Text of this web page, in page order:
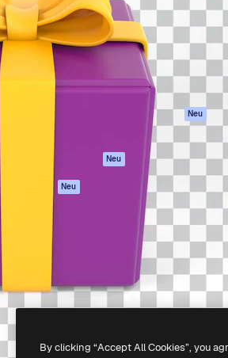
Spaces
KI-Assistent
KI-Bildgenerator
KI-Videogenerator
Stimmengenerator
Stock-Inhalte
MCP für
Claude/ChatGPT
Neu
Agenten Neu
Mobile App
Alle Magnific-Tools
Dokumentation
Support
AGB
Originale Neu
Cookie-Richtlinie
Vertrauenszentrum
Partner
Unternehmen
Alle Rechte vorbehalten.
By clicking “Accept All Cookies”, you